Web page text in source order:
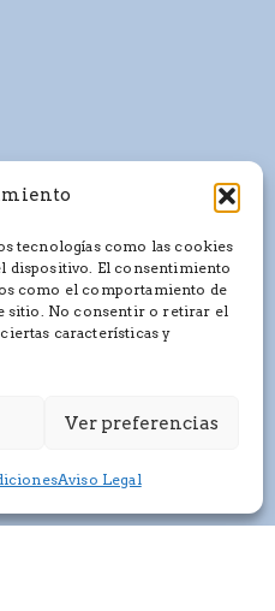
tecnologías como las cookies
dispositivo. El consentimiento
como el comportamiento de
sitio. No consentir o retirar el
características y
Ver preferencias
Aviso Legal